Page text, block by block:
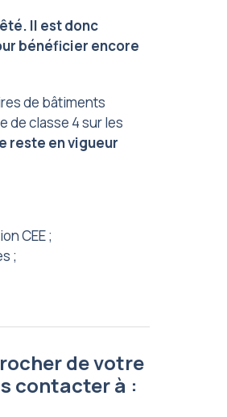
Il est donc
bénéficier encore
de bâtiments
de classe 4 sur les
reste en vigueur
CEE ;
;
de votre
contacter à :